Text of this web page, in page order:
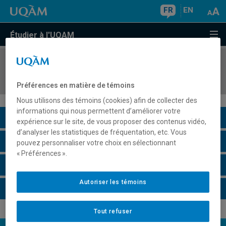
FR EN
Étudier à l'UQAM
COURS//
Description du cours
Horaire - Été 2026
Préférences en matière de témoins
Nous utilisons des témoins (cookies) afin de collecter des
informations qui nous permettent d’améliorer votre
expérience sur le site, de vous proposer des contenus vidéo,
d’analyser les statistiques de fréquentation, etc. Vous
pouvez personnaliser votre choix en sélectionnant
« Préférences ».
Tout refuser
Autoriser les témoins